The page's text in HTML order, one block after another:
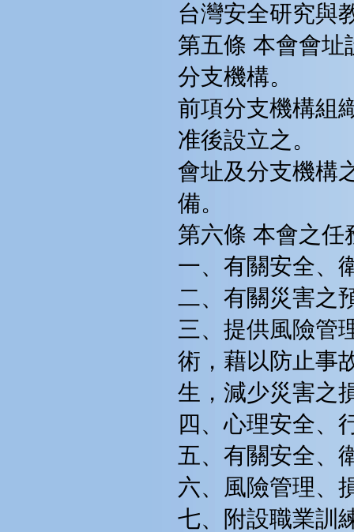
台灣安全研究與
第五條 本會會址
分支機構。
前項分支機構組
准後設立之。
會址及分支機構
備。
第六條 本會之任
一、有關安全、
二、有關災害之
三、提供風險管
術，藉以防止事
生，減少災害之
四、心理安全、
五、有關安全、
六、風險管理、
七、附設職業訓